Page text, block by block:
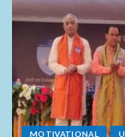
MOTIVATIONAL